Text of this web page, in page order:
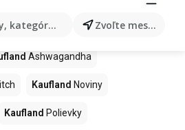
kategórie, produkty... Zvoľte mesto
v obchodoch
Ashwagandha
Kaufland Noviny
Kaufland Polievky